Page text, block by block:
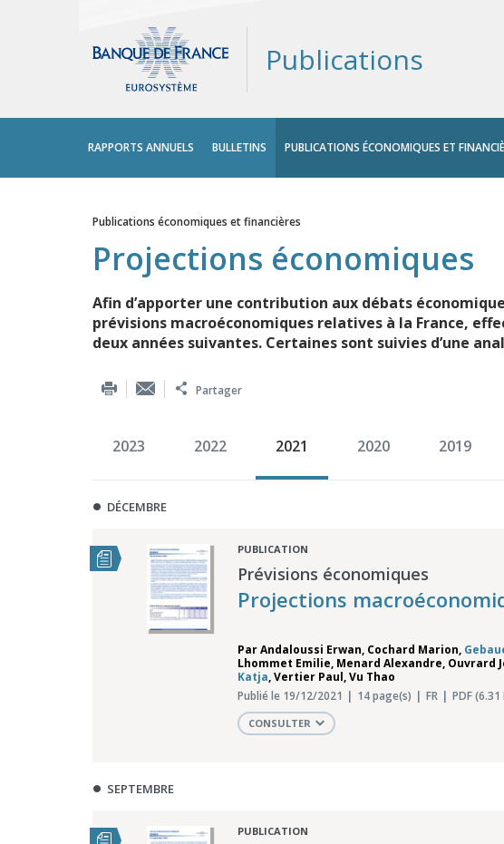
Publications
principal
RAPPORTS ANNUELS BULLETINS PUBLICATIONS ÉCONOMIQUES ET
Vous êtes ici
Publications économiques et financières
Projections économiques
Afin d’apporter une contribution aux débats
prévisions macroéconomiques relatives à la France,
deux années suivantes. Certaines sont suivies d’une
Partager
2023 2022 2021 2020 2019
DÉCEMBRE
PUBLICATION
Prévisions économiques
Projections
ParAndaloussi Erwan, Cochard Marion,
Lhommet Emilie, Menard Alexandre, Ouvrard
Katja,Vertier Paul,Vu Thao
Publié le 19/12/2021
14 page(s) FR PDF (6.31
CONSULTER
SEPTEMBRE
PUBLICATION